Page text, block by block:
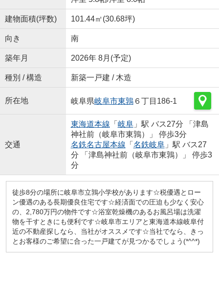
建物面積(坪数) 101.44㎡(30.68坪)
向き 南
築年月 2026年 8月(予定)
種別 / 構造 新築一戸建 / 木造
所在地 岐阜県岐阜市東鶉６丁目186-1
交通
東海道本線 「 岐阜」駅 バス27分 「津島
神社前（岐阜市東鶉）」 停歩3分
名鉄名古屋本線 「 名鉄岐阜」駅 バス27
分 「津島神社前（岐阜市東鶉）」 停歩3
分
徒歩8分の場所に岐阜市立鶉小学校があります☆税優遇とロー
ン優遇のある長期優良住宅です☆経済面での圧迫も少なく安心
の、2,780万円の物件です☆浴室乾燥機のあるお風呂場は洗濯
物を干すときにも便利です☆岐阜市エリアと東海道本線岐阜付
近の不動産探しなら、当社がオススメです☆当社でなら、きっ
とお客様のご希望に合った一戸建てが見つかるでしょう(*^^*)